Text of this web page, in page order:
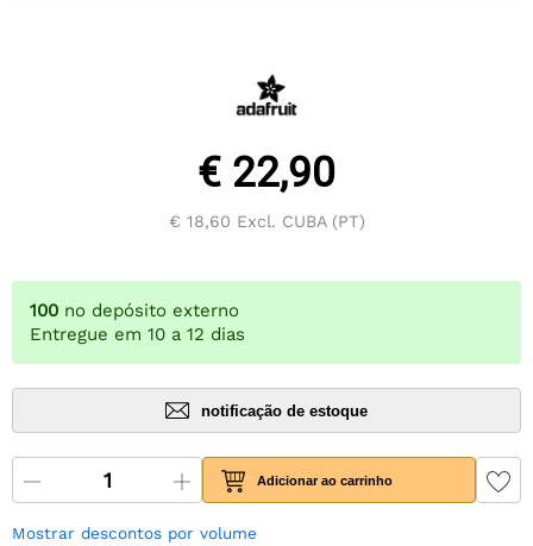
€ 22,90
€ 18,60 Excl. CUBA (PT)
100 no depósito externo
Entregue em 10 a 12 dias
notificação de estoque
Adicionar ao carrinho
Mostrar descontos por volume